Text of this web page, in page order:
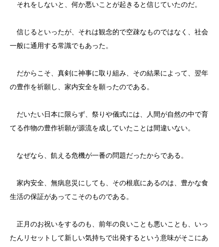
それをしないと、何か悪いことが起きると信じていたのだ。
信じるといったが、それは観念的で空疎なものではなく、社会
一般に通用する常識でもあった。
だからこそ、真剣に神事に取り組み、その結果によって、翌年
の豊作を祈願し、家内安全を願ったのである。
だいたい日本に限らず、祭りや儀式には、人間が自然の中で育
てる作物の豊作祈願が源流を成していたことは間違いない。
なぜなら、飢える危機が一番の問題だったからである。
家内安全、無病息災にしても、その根底にあるのは、豊かな食
生活の保証があってこそのものである。
正月のお祝いをするのも、前年の良いことも悪いことも、いっ
たんリセットして新しい気持ちで出発するという意味がそこにあ